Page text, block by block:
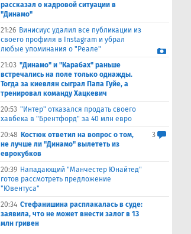
рассказал о кадровой ситуации в
"Динамо"
21:26 Винисиус удалил все публикации из
своего профиля в Instagram и убрал
любые упоминания о "Реале"
21:03 "Динамо" и "Карабах" раньше
встречались на поле только однажды.
Тогда за киевлян сыграл Папа Гуйе, а
тренировал команду Хацкевич
20:53 "Интер" отказался продать своего
хавбека в "Брентфорд" за 40 млн евро
20:48 Костюк ответил на вопрос о том,
не лучше ли "Динамо" вылететь из
еврокубков
3
20:39 Нападающий "Манчестер Юнайтед"
готов рассмотреть предложение
"Ювентуса"
20:34 Стефанишина расплакалась в суде:
заявила, что не может внести залог в 13
млн гривен